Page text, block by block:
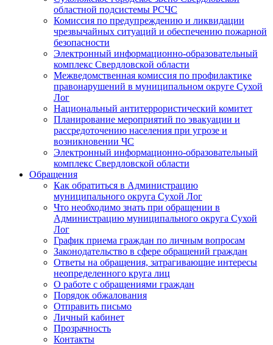
областной подсистемы РСЧС
Комиссия по предупреждению и ликвидации
чрезвычайных ситуаций и обеспечению пожарной
безопасности
Электронный информационно-образовательный
комплекс Cвердловской области
Межведомственная комиссия по профилактике
правонарушений в муниципальном округе Сухой
Лог
Национальный антитеррористический комитет
Планирование мероприятий по эвакуации и
рассредоточению населения при угрозе и
возникновении ЧС
Электронный информационно-образовательный
комплекс Свердловской области
Обращения
Как обратиться в Администрацию
муниципального округа Сухой Лог
Что необходимо знать при обращении в
Администрацию муниципального округа Сухой
Лог
График приема граждан по личным вопросам
Законодательство в сфере обращений граждан
Ответы на обращения, затрагивающие интересы
неопределенного круга лиц
О работе с обращениями граждан
Порядок обжалования
Отправить письмо
Личный кабинет
Прозрачность
Контакты